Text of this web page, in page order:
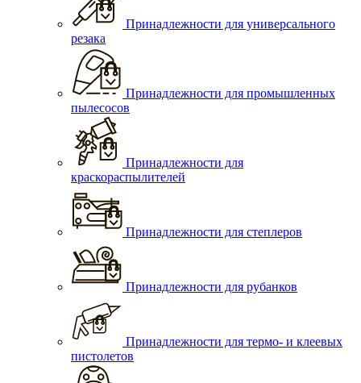
Принадлежности для универсального
резака
Принадлежности для промышленных
пылесосов
Принадлежности для
краскораспылителей
Принадлежности для степлеров
Принадлежности для рубанков
Принадлежности для термо- и клеевых
пистолетов